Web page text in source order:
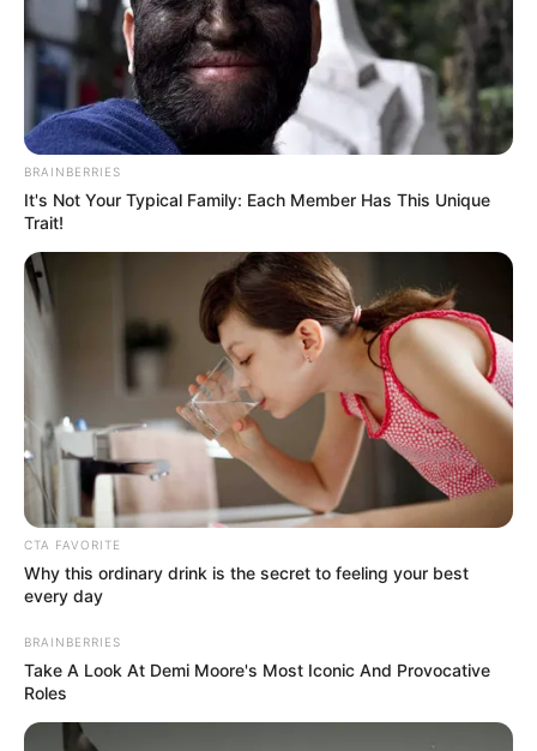
BRAINBERRIES
It's Not Your Typical Family: Each Member Has This Unique
Trait!
CTA FAVORITE
Why this ordinary drink is the secret to feeling your best
every day
BRAINBERRIES
Take A Look At Demi Moore's Most Iconic And Provocative
Roles